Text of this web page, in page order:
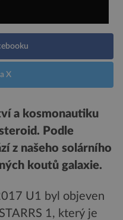
X
a kosmonautiku
Podle
z našeho solárního
koutů galaxie.
U1 byl objeven
1, který je